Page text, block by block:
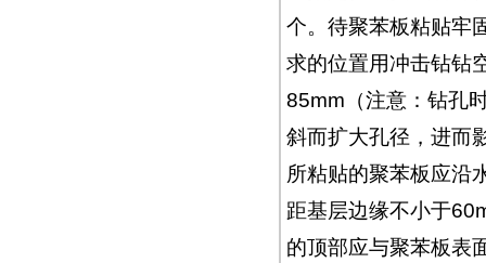
个。待聚苯板粘贴牢
求的位置用冲击钻钻
85mm（注意：钻孔
斜而扩大孔径，进而
所粘贴的聚苯板应沿
距基层边缘不小于
的顶部应与聚苯板表